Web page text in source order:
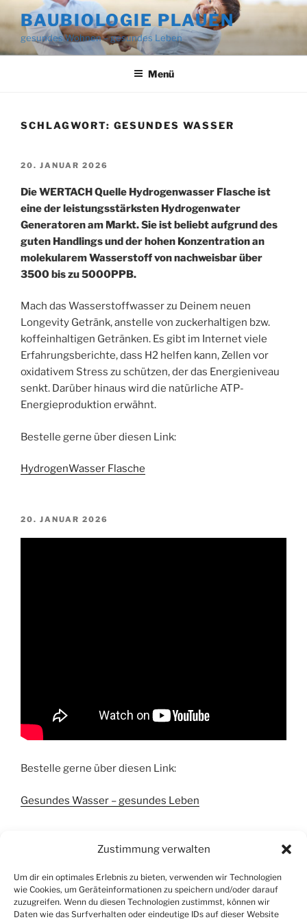
Zustimmung verwalten
Um dir ein optimales Erlebnis zu bieten, verwenden wir Technologien
wie Cookies, um Geräteinformationen zu speichern und/oder darauf
zuzugreifen. Wenn du diesen Technologien zustimmst, können wir
Daten wie das Surfverhalten oder eindeutige IDs auf dieser Website
Inhalt
springen
BAUBIOLOGIE PLAUEN
gesundes Wohnen – gesundes Leben
Menü
SCHLAGWORT: GESUNDES WASSER
VERÖFFENTLICHT
20. JANUAR 2026
Die WERTACH Quelle Hydrogenwasser Flasche ist
eine der leistungsstärksten Hydrogenwater
Generatoren am Markt. Sie ist beliebt aufgrund des
guten Handlings und der hohen Konzentration an
molekularem Wasserstoff von nachweisbar über
3500 bis zu 5000PPB.
Mach das Wasserstoffwasser zu Deinem neuen
Longevity Getränk, anstelle von zuckerhaltigen bzw.
koffeinhaltigen Getränken. Es gibt im Internet viele
Erfahrungsberichte, dass H2 helfen kann, Zellen vor
oxidativem Stress zu schützen, der das Energieniveau
senkt. Darüber hinaus wird die natürliche ATP-
Energieproduktion erwähnt.
Bestelle gerne über diesen Link:
HydrogenWasser Flasche
VERÖFFENTLICHT
20. JANUAR 2026
Bestelle gerne über diesen Link:
Gesundes Wasser – gesundes Leben